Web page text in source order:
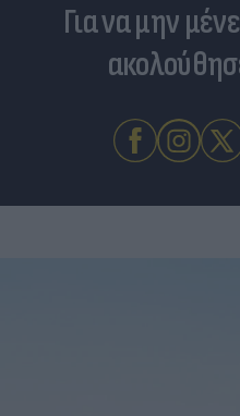
Για να μην